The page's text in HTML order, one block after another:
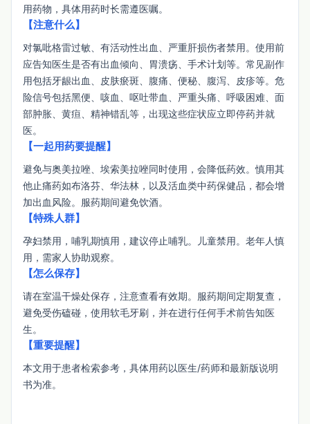
用药物，具体用药时长需遵医嘱。
【注意什么】
对氯吡格雷过敏、有活动性出血、严重肝损伤者禁用。使用前
应告知医生是否有出血倾向、胃溃疡、手术计划等。常见副作
用包括牙龈出血、皮肤瘀斑、腹痛、便秘、腹泻、皮疹等。危
险信号包括黑便、咳血、呕吐带血、严重头痛、呼吸困难、面
部肿胀、黄疸、精神错乱等，出现这些症状应立即停药并就
医。
【一起用药要提醒】
避免与奥美拉唑、埃索美拉唑同时使用，会降低药效。慎用其
他止痛药如布洛芬、华法林，以及活血类中药保健品，都会增
加出血风险。服药期间避免饮酒。
【特殊人群】
孕妇禁用，哺乳期慎用，建议停止哺乳。儿童禁用。老年人慎
用，需家人协助观察。
【怎么保存】
请在室温干燥处保存，注意查看有效期。服药期间定期复查，
避免受伤磕碰，使用软毛牙刷，并在进行任何手术前告知医
生。
【重要提醒】
本文用于患者检索参考，具体用药以医生/药师和最新版说明
书为准。